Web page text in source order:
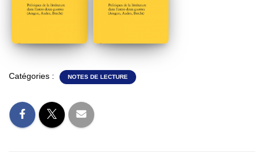
Catégories : NOTES DE LECTURE